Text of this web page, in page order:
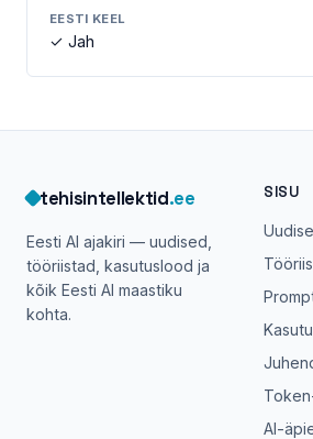
EESTI KEEL
✓ Jah
tehisintellektid.ee
Eesti AI ajakiri — uudised,
tööriistad, kasutuslood ja
kõik Eesti AI maastiku
kohta.
SISU
AI-